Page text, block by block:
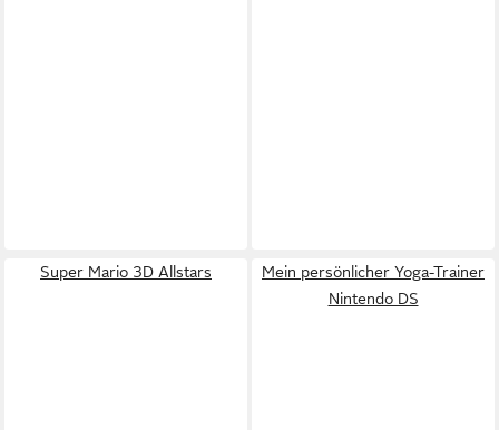
Super Mario 3D Allstars
Mein persönlicher Yoga-Trainer
Nintendo DS